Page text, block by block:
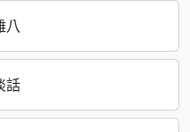
八
話